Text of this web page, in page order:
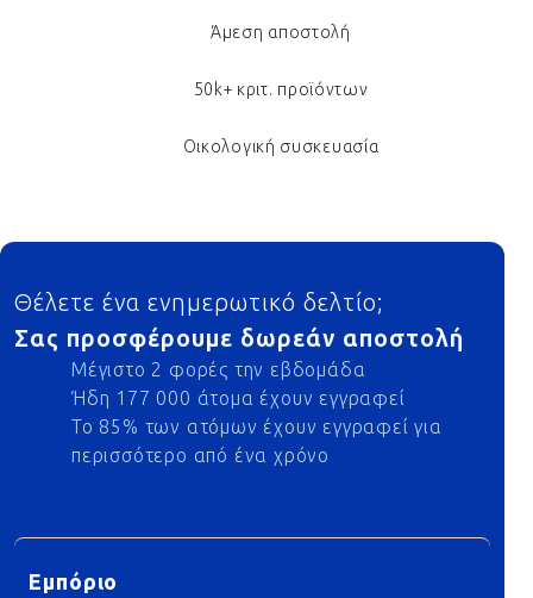
Άμεση αποστολή
50k+ κριτ. προϊόντων
Οικολογική συσκευασία
Footer
Θέλετε ένα ενημερωτικό δελτίο;
Σας προσφέρουμε δωρεάν αποστολή
Μέγιστο 2 φορές την εβδομάδα
Ήδη 177 000 άτομα έχουν εγγραφεί
Το 85% των ατόμων έχουν εγγραφεί για
περισσότερο από ένα χρόνο
Εμπόριο